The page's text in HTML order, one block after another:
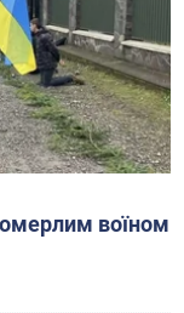
воїном